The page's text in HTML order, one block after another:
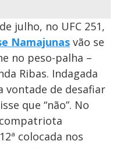
julho, no UFC 251,
Namajunas vão se
no peso-palha –
Ribas. Indagada
vontade de desafiar
que “não”. No
colocada nos